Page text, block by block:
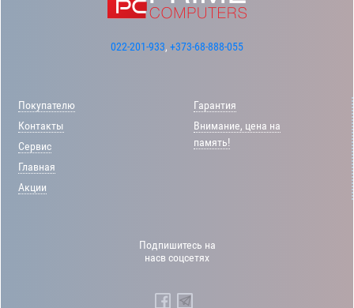
022-201-933, +373-68-888-055
Покупателю
Контакты
Сервис
Главная
Акции
Гарантия
Внимание, цена на
память!
Подпишитесь на
насв соцсетях